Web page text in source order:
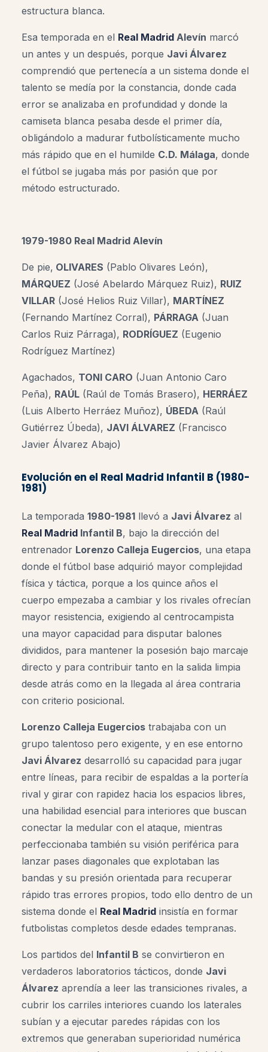
estructura blanca.
Esa temporada en el Real Madrid Alevín marcó
un antes y un después, porque Javi Álvarez
comprendió que pertenecía a un sistema donde el
talento se medía por la constancia, donde cada
error se analizaba en profundidad y donde la
camiseta blanca pesaba desde el primer día,
obligándolo a madurar futbolísticamente mucho
más rápido que en el humilde C.D. Málaga, donde
el fútbol se jugaba más por pasión que por
método estructurado.
1979-1980 Real Madrid Alevín
De pie, OLIVARES (Pablo Olivares León),
MÁRQUEZ (José Abelardo Márquez Ruiz), RUIZ
VILLAR (José Helios Ruiz Villar), MARTÍNEZ
(Fernando Martínez Corral), PÁRRAGA (Juan
Carlos Ruiz Párraga), RODRÍGUEZ (Eugenio
Rodríguez Martínez)
Agachados, TONI CARO (Juan Antonio Caro
Peña), RAÚL (Raúl de Tomás Brasero), HERRÁEZ
(Luis Alberto Herráez Muñoz), ÚBEDA (Raúl
Gutiérrez Úbeda), JAVI ÁLVAREZ (Francisco
Javier Álvarez Abajo)
Evolución en el Real Madrid Infantil B (1980-
1981)
La temporada 1980-1981 llevó a Javi Álvarez al
Real Madrid Infantil B, bajo la dirección del
entrenador Lorenzo Calleja Eugercios, una etapa
donde el fútbol base adquirió mayor complejidad
física y táctica, porque a los quince años el
cuerpo empezaba a cambiar y los rivales ofrecían
mayor resistencia, exigiendo al centrocampista
una mayor capacidad para disputar balones
divididos, para mantener la posesión bajo marcaje
directo y para contribuir tanto en la salida limpia
desde atrás como en la llegada al área contraria
con criterio posicional.
Lorenzo Calleja Eugercios trabajaba con un
grupo talentoso pero exigente, y en ese entorno
Javi Álvarez desarrolló su capacidad para jugar
entre líneas, para recibir de espaldas a la portería
rival y girar con rapidez hacia los espacios libres,
una habilidad esencial para interiores que buscan
conectar la medular con el ataque, mientras
perfeccionaba también su visión periférica para
lanzar pases diagonales que explotaban las
bandas y su presión orientada para recuperar
rápido tras errores propios, todo ello dentro de un
sistema donde el Real Madrid insistía en formar
futbolistas completos desde edades tempranas.
Los partidos del Infantil B se convirtieron en
verdaderos laboratorios tácticos, donde Javi
Álvarez aprendía a leer las transiciones rivales, a
cubrir los carriles interiores cuando los laterales
subían y a ejecutar paredes rápidas con los
extremos que generaban superioridad numérica